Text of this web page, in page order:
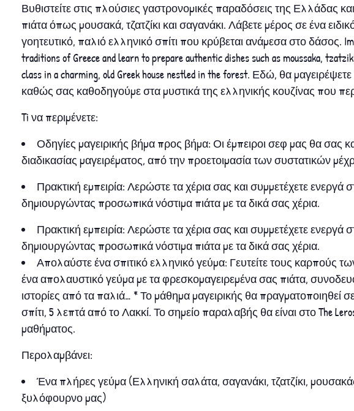
Βυθιστείτε στις πλούσιες γαστρονομικές παραδόσεις της Ελλάδας
πιάτα όπως μουσακά, τζατζίκι και σαγανάκι. Λάβετε μέρος σε ένα
γοητευτικό, παλιό ελληνικό σπίτι που κρύβεται ανάμεσα στο δάσος.
traditions of Greece and learn to prepare authentic dishes such as moussaka,
class in a charming, old Greek house nestled in the forest. Εδώ, θα
καθώς σας καθοδηγούμε στα μυστικά της ελληνικής κουζίνας που
Ti να περιμένετε:
Οδηγίες μαγειρικής βήμα προς βήμα: Οι έμπειροι σεφ μας θα σας
διαδικασίας μαγειρέματος, από την προετοιμασία των συστατικών
Πρακτική εμπειρία: Λερώστε τα χέρια σας και συμμετέχετε ενεργά
δημιουργώντας προσωπικά νόστιμα πιάτα με τα δικά σας χέρια.
Πρακτική εμπειρία: Λερώστε τα χέρια σας και συμμετέχετε ενεργά
δημιουργώντας προσωπικά νόστιμα πιάτα με τα δικά σας χέρια.
Απολαύστε ένα σπιτικό ελληνικό γεύμα: Γευτείτε τους
ένα απολαυστικό γεύμα με τα φρεσκομαγειρεμένα σας πιάτα,
ιστορίες από τα παλιά… * Το μάθημα μαγειρικής θα πραγματοποιηθεί
σπίτι, 5 λεπτά από το Λακκί. Το σημείο παραλαβής θα είναι στο The
μαθήματος.
Περολαμβάνει:
Ένα πλήρες γεύμα (Ελληνική σαλάτα, σαγανάκι, τζατζίκι,
ξυλόφουρνο μας)